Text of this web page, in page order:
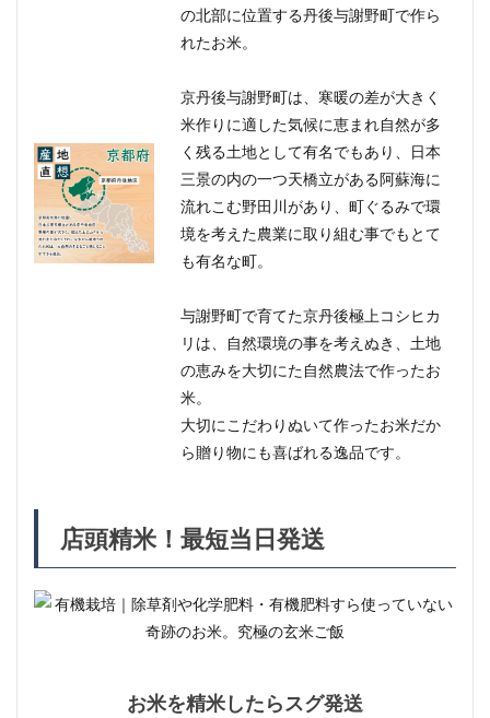
6
玄
米・
分づ
き
米、
選べ
の北部に位置する丹後与謝野町で作ら
れたお米。
京丹後与謝野町は、寒暖の差が大きく
米作りに適した気候に恵まれ自然が多
く残る土地として有名でもあり、日本
三景の内の一つ天橋立がある阿蘇海に
流れこむ野田川があり、町ぐるみで環
境を考えた農業に取り組む事でもとて
も有名な町。
与謝野町で育てた京丹後極上コシヒカ
リは、自然環境の事を考えぬき、土地
の恵みを大切にた自然農法で作ったお
米。
大切にこだわりぬいて作ったお米だか
ら贈り物にも喜ばれる逸品です。
店頭精米！最短当日発送
お米を精米したらスグ発送